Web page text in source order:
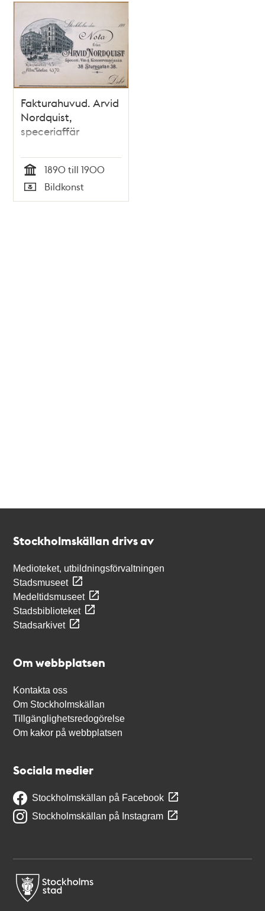
Fakturahuvud. Arvid
Nordquist,
speceriaffär
Tid
1890 till 1900
Typ
Bildkonst
Stockholmskällan drivs av
Medioteket, utbildningsförvaltningen
Stadsmuseet
Medeltidsmuseet
Stadsbiblioteket
Stadsarkivet
Om webbplatsen
Kontakta oss
Om Stockholmskällan
Tillgänglighetsredogörelse
Om kakor på webbplatsen
Sociala medier
Stockholmskällan på Facebook
Stockholmskällan på Instagram